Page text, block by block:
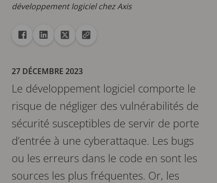
développement logiciel chez Axis
Partager
Partager dans Facebook
Partager dans Linkedin
Partager dans X
Copier url dans le presse-papiers
27 DÉCEMBRE 2023
Le développement logiciel comporte le
risque de négliger des vulnérabilités de
sécurité susceptibles de servir de porte
d’entrée à une cyberattaque. Les bugs
ou les erreurs dans le code en sont les
sources les plus fréquentes. Or, les